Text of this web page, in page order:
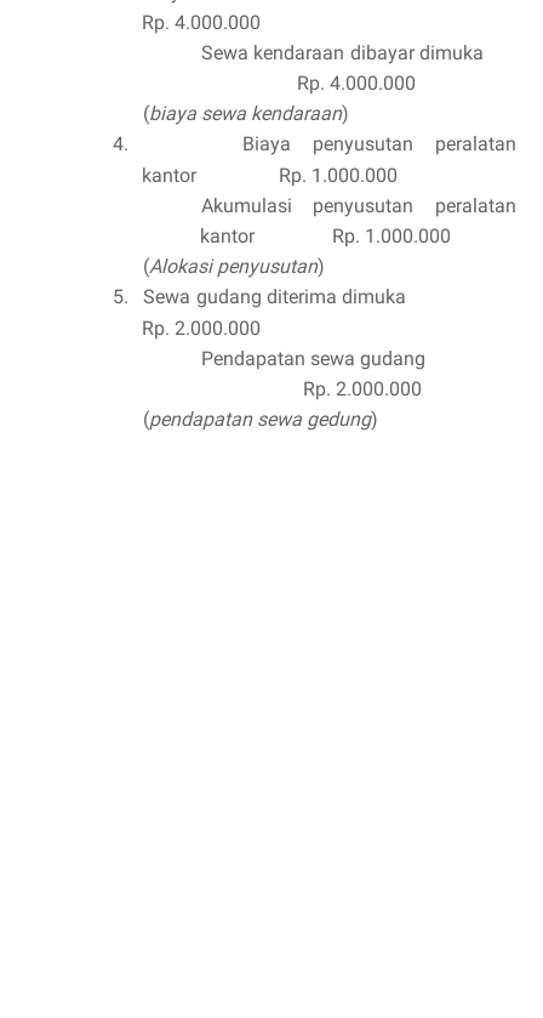
Rp. 4.000.000
Sewa kendaraan dibayar dimuka
Rp. 4.000.000
(biaya sewa kendaraan)
4.
Biaya penyusutan peralatan
kantor Rp. 1.000.000
Akumulasi penyusutan peralatan
kantor Rp. 1.000.000
(Alokasi penyusutan)
5.
Sewa gudang diterima dimuka
Rp. 2.000.000
Pendapatan sewa gudang
Rp. 2.000.000
(pendapatan sewa gedung)